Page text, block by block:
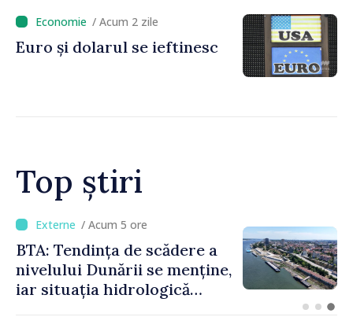
funcționează economia:
premierul Vasile Tofan, în
vizită la AGE
/ Acum 2 zile
Euro și dolarul se ieftinesc
Top știri
/ Acum 2 ore
Energocom a asigurat
necesarul de energie
electrică pentru 8 august.